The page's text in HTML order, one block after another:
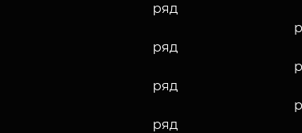
ряд
ряд
ряд
ряд